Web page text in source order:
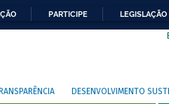
PARTICIPE LEGISLAÇÃO
DESENVOLVIMENTO